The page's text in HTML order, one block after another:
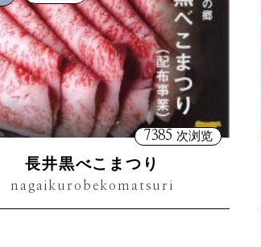
7385 次浏览
長井黒べこまつり
nagaikurobekomatsuri